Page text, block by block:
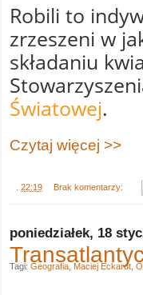
Robili to
zrzeszeni w
składaniu
Światowej.
Czytaj więcej >>
22:19 Brak komentarzy:
poniedziałek, 18
Tagi: Geografia Maciej Eckardt